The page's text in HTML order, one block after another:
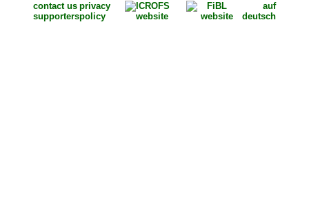
contact us
supporters
privacy
policy
auf
deutsch